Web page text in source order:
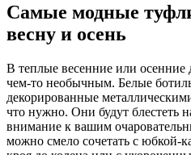
Самые модные
весну и осень
В теплые весенние или осенние
чем-то необычным. Белые
декорированные
что нужно. Они будут блестеть
внимание к вашим
можно смело сочетать с юбкой-